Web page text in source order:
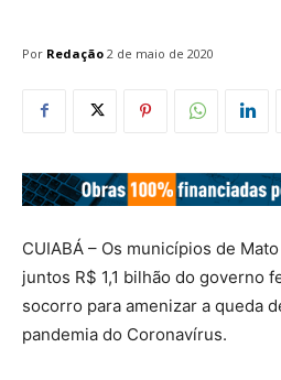
Por Redação 2 de maio de 2020
CUIABÁ – Os municípios de
juntos R$ 1,1 bilhão do governo
socorro para amenizar a queda
pandemia do Coronavírus.